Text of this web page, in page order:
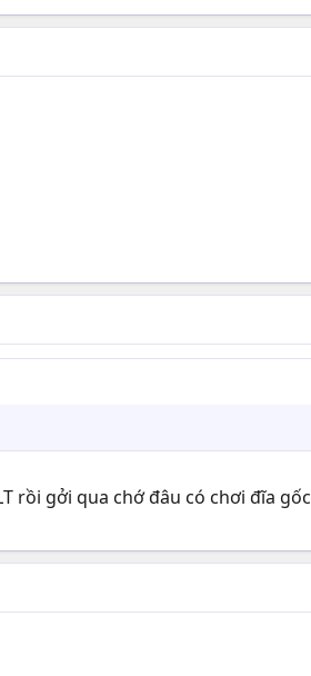
rồi gởi qua chớ đâu có chơi đĩa gốc